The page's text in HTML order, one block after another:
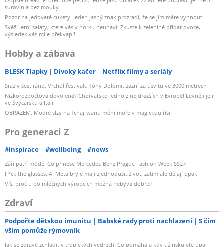
surovin a bez mouky
Pozor na jedovaté cukety! Jeden jasný znak prozradí, že se jim máte vyhnout
Svěží letní saláty, které vás v horku neunaví: Zkuste k zelenině přidat ovoce,
výsledek vás mile překvapí!
Hobby a zábava
BLESK Tlapky Divoký kačer Netflix filmy a seriály
Sraz v šest ráno. Vrchol festivalu Tóny Dolomit zazní za úsvitu ve 3000 metrech
Nízkorozpočtová dovolená? Chorvatsko jedno z nejdražších v Evropě! Levněji je i
ve Švýcarsku a Itálii
OBRAZEM: Modré slzy na Tchaj-wanu mění moře v magickou říši
Pro generaci Z
#inspirace #wellbeing #news
Září patří módě: Co přinese Mercedes-Benz Prague Fashion Week SS27
F*ck the glasses: AI Meta brýle mají zjednodušit život, zatím ale dělají opak
Víš, proč ti po mléčných výrobcích možná nebývá dobře?
Zdraví
Podpořte dětskou imunitu Babské rady proti nachlazení
S čím
vším pomůže rýmovník
Jak se zdravě zchladit v tropických vedrech: Co pomáhá a kdy už riskujete úpal